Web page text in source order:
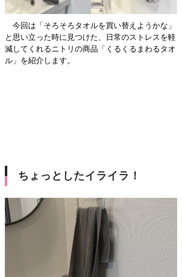
今回は「そろそろタオルを買い替えようかな」
と思い立った時に見つけた、日常のストレスを軽
減してくれるニトリの商品「くるくるまわるタオ
ル」を紹介します。
ちょっとしたイライラ！